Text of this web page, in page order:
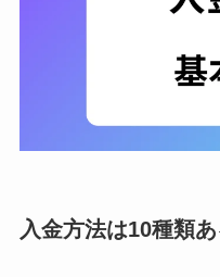
入金方法は10種類あ